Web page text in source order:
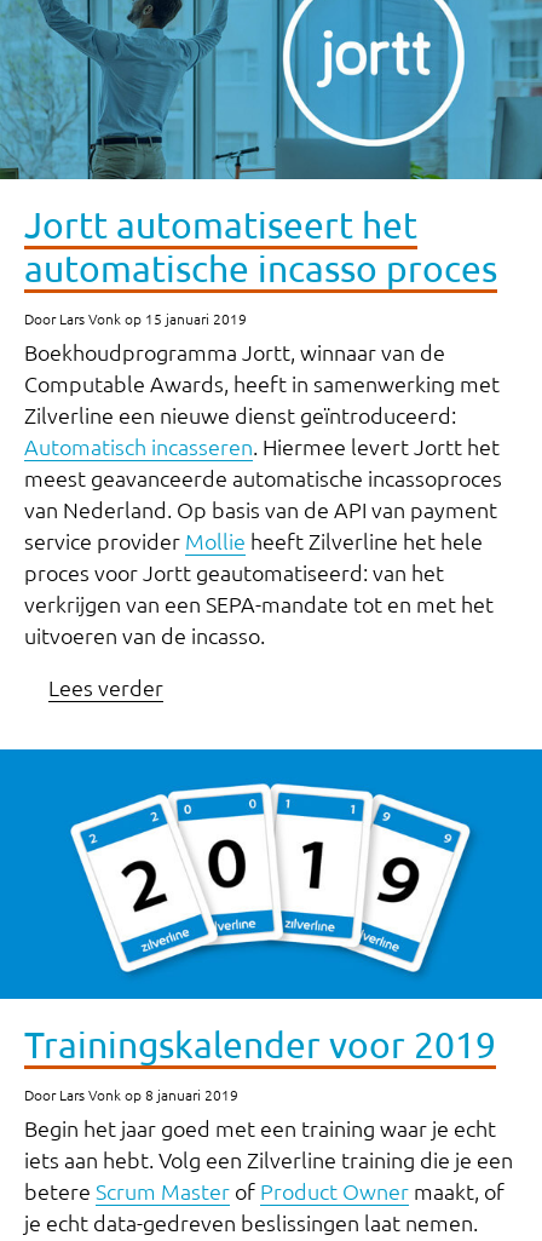
Jortt automatiseert het
automatische incasso proces
Door Lars Vonk op 15 januari 2019
Boekhoudprogramma Jortt, winnaar van de
Computable Awards, heeft in samenwerking met
Zilverline een nieuwe dienst geïntroduceerd:
Automatisch incasseren. Hiermee levert Jortt het
meest geavanceerde automatische incassoproces
van Nederland. Op basis van de API van payment
service provider Mollie heeft Zilverline het hele
proces voor Jortt geautomatiseerd: van het
verkrijgen van een SEPA-mandate tot en met het
uitvoeren van de incasso.
Lees verder
Trainingskalender voor 2019
Door Lars Vonk op 8 januari 2019
Begin het jaar goed met een training waar je echt
iets aan hebt. Volg een Zilverline training die je een
betere Scrum Master of Product Owner maakt, of
je echt data-gedreven beslissingen laat nemen.